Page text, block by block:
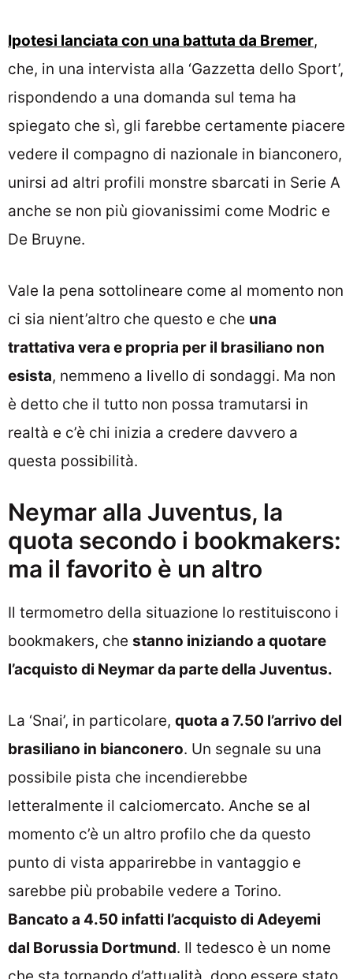
Ipotesi lanciata con una battuta da Bremer,
che, in una intervista alla ‘Gazzetta dello Sport’,
rispondendo a una domanda sul tema ha
spiegato che sì, gli farebbe certamente piacere
vedere il compagno di nazionale in bianconero,
unirsi ad altri profili monstre sbarcati in Serie A
anche se non più giovanissimi come Modric e
De Bruyne.
Vale la pena sottolineare come al momento non
ci sia nient’altro che questo e che una
trattativa vera e propria per il brasiliano non
esista, nemmeno a livello di sondaggi. Ma non
è detto che il tutto non possa tramutarsi in
realtà e c’è chi inizia a credere davvero a
questa possibilità.
Neymar alla Juventus, la
quota secondo i bookmakers:
ma il favorito è un altro
Il termometro della situazione lo restituiscono i
bookmakers, che stanno iniziando a quotare
l’acquisto di Neymar da parte della Juventus.
La ‘Snai’, in particolare, quota a 7.50 l’arrivo del
brasiliano in bianconero. Un segnale su una
possibile pista che incendierebbe
letteralmente il calciomercato. Anche se al
momento c’è un altro profilo che da questo
punto di vista apparirebbe in vantaggio e
sarebbe più probabile vedere a Torino.
Bancato a 4.50 infatti l’acquisto di Adeyemi
dal Borussia Dortmund. Il tedesco è un nome